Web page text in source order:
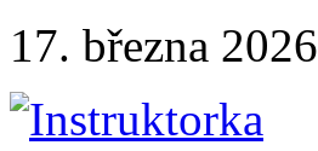
17. března 2026